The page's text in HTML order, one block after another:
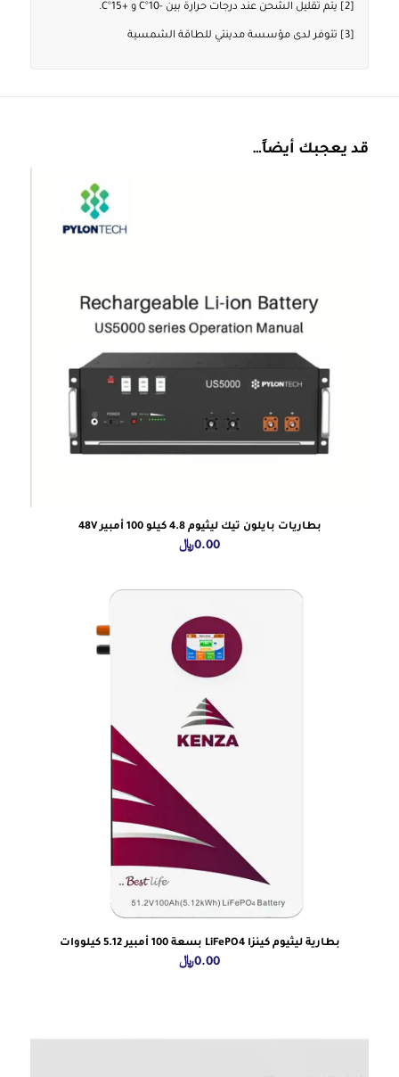
[2] يتم تقليل الشحن عند درجات حرارة بين -10°C و +15°C.
[3] تتوفر لدى مؤسسة مدينتي للطاقة الشمسية
قد يعجبك أيضاً…
بطاريات بايلون تيك ليثيوم 4.8 كيلو 100 أمبير 48V
0.00﷼
بطارية ليثيوم كينزا LiFePO4 بسعة 100 أمبير 5.12 كيلووات
0.00﷼